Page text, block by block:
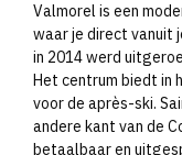
Valmorel is een
waar je direct vanuit
in 2014 werd
Het centrum biedt in
voor de après-ski.
andere kant van de
betaalbaar en